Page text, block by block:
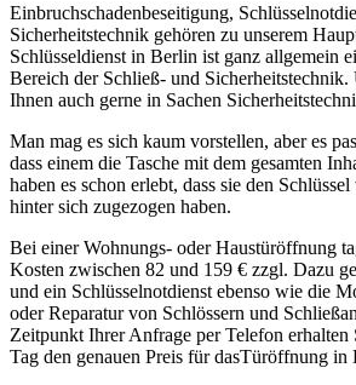
Einbruchschadenbeseitigung,
Sicherheitstechnik gehören zu unserem
Schlüsseldienst in Berlin ist ganz allgemein
Bereich der Schließ- und Sicherheitstechnik.
Ihnen auch gerne in Sachen
Man mag es sich kaum vorstellen, aber es
dass einem die Tasche mit dem gesamten
haben es schon erlebt, dass sie den
hinter sich zugezogen haben.
Bei einer Wohnungs- oder Haustüröffnung
Kosten zwischen 82 und 159 € zzgl. Dazu
und ein Schlüsselnotdienst ebenso wie die
oder Reparatur von Schlössern und
Zeitpunkt Ihrer Anfrage per Telefon erhalten
Tag den genauen Preis für dasTüröffnung in